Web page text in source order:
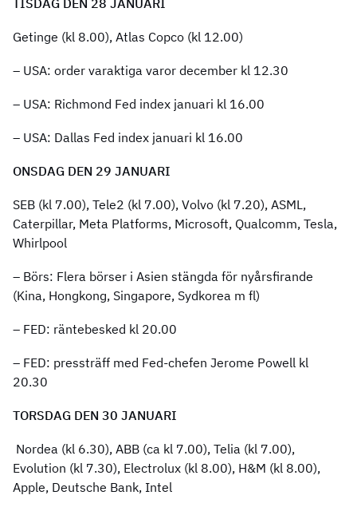
Getinge (kl 8.00), Atlas Copco (kl 12.00)
– USA: order varaktiga varor december kl 12.30
– USA: Richmond Fed index januari kl 16.00
– USA: Dallas Fed index januari kl 16.00
ONSDAG DEN 29 JANUARI
SEB (kl 7.00), Tele2 (kl 7.00), Volvo (kl 7.20), ASML,
Caterpillar, Meta Platforms, Microsoft, Qualcomm, Tesla,
Whirlpool
– Börs: Flera börser i Asien stängda för nyårsfirande
(Kina, Hongkong, Singapore, Sydkorea m fl)
– FED: räntebesked kl 20.00
– FED: pressträff med Fed-chefen Jerome Powell kl
20.30
TORSDAG DEN 30 JANUARI
Nordea (kl 6.30), ABB (ca kl 7.00), Telia (kl 7.00),
Evolution (kl 7.30), Electrolux (kl 8.00), H&M (kl 8.00),
Apple, Deutsche Bank, Intel